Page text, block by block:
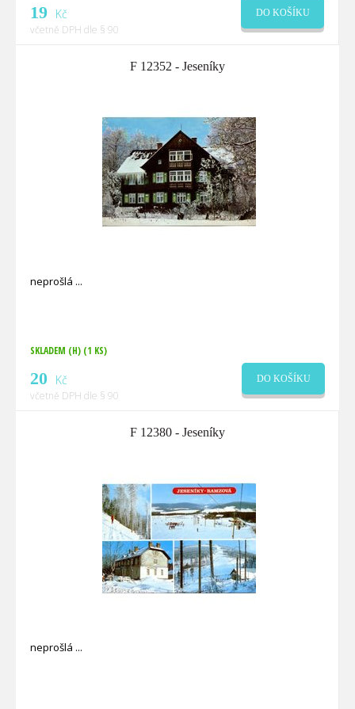
19 Kč
včetně DPH dle § 90
DO KOŠÍKU
F 12352 - Jeseníky
neprošlá
SKLADEM (H) (1 KS)
20 Kč
včetně DPH dle § 90
DO KOŠÍKU
F 12380 - Jeseníky
neprošlá